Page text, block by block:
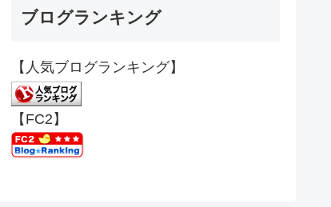
ブログランキング
【人気ブログランキング】
【FC2】